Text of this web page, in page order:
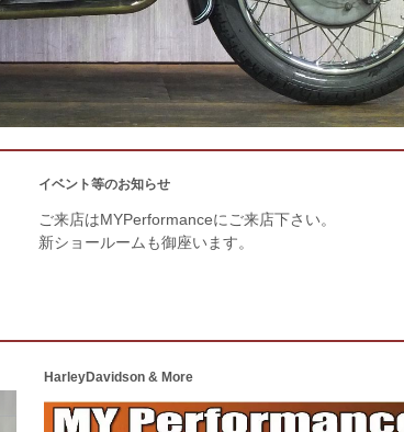
イベント等のお知らせ
ご来店はMYPerformanceにご来店下さい。
新ショールームも御座います。
HarleyDavidson & More